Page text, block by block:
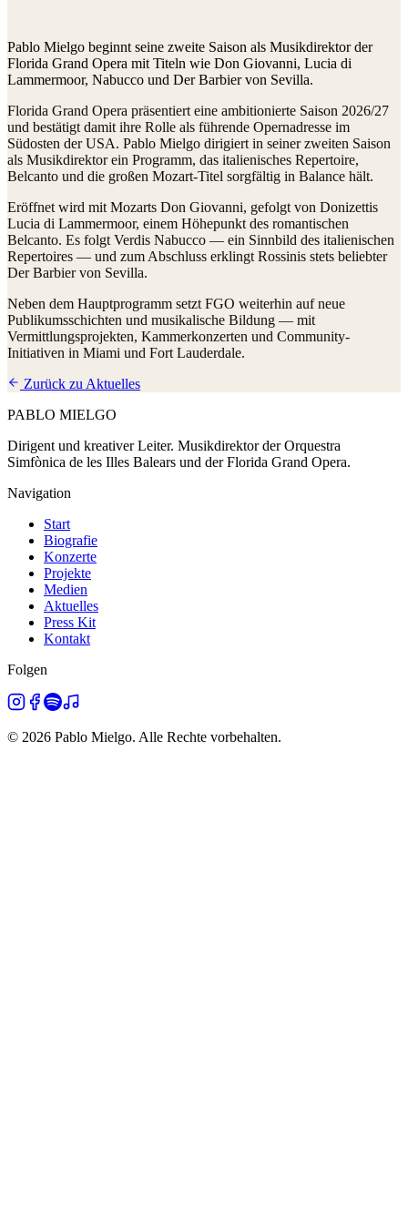
Pablo Mielgo beginnt seine zweite Saison als Musikdirektor der
Florida Grand Opera mit Titeln wie Don Giovanni, Lucia di
Lammermoor, Nabucco und Der Barbier von Sevilla.
Florida Grand Opera präsentiert eine ambitionierte Saison 2026/27
und bestätigt damit ihre Rolle als führende Opernadresse im
Südosten der USA. Pablo Mielgo dirigiert in seiner zweiten Saison
als Musikdirektor ein Programm, das italienisches Repertoire,
Belcanto und die großen Mozart-Titel sorgfältig in Balance hält.
Eröffnet wird mit Mozarts Don Giovanni, gefolgt von Donizettis
Lucia di Lammermoor, einem Höhepunkt des romantischen
Belcanto. Es folgt Verdis Nabucco — ein Sinnbild des italienischen
Repertoires — und zum Abschluss erklingt Rossinis stets beliebter
Der Barbier von Sevilla.
Neben dem Hauptprogramm setzt FGO weiterhin auf neue
Publikumsschichten und musikalische Bildung — mit
Vermittlungsprojekten, Kammerkonzerten und Community-
Initiativen in Miami und Fort Lauderdale.
Zurück zu Aktuelles
PABLO MIELGO
Dirigent und kreativer Leiter. Musikdirektor der Orquestra
Simfònica de les Illes Balears und der Florida Grand Opera.
Navigation
Start
Biografie
Konzerte
Projekte
Medien
Aktuelles
Press Kit
Kontakt
Folgen
© 2026 Pablo Mielgo. Alle Rechte vorbehalten.